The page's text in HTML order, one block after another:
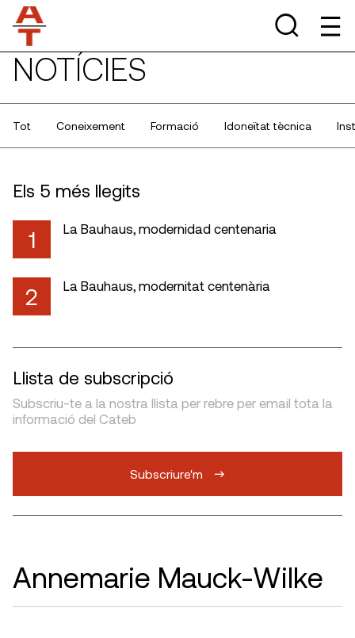
NOTÍCIES
Tot Coneixement Formació Idoneïtat tècnica
Els 5 més llegits
1 La Bauhaus, modernidad centenaria
2 La Bauhaus, modernitat centenària
Llista de subscripció
Subscriu-te a la nostra llista per rebre per email tota la
informació del Cateb
Subscriure'm
Annemarie Mauck-Wilke